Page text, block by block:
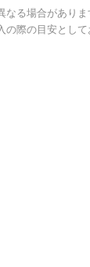
る場合がありま
の際の目安として